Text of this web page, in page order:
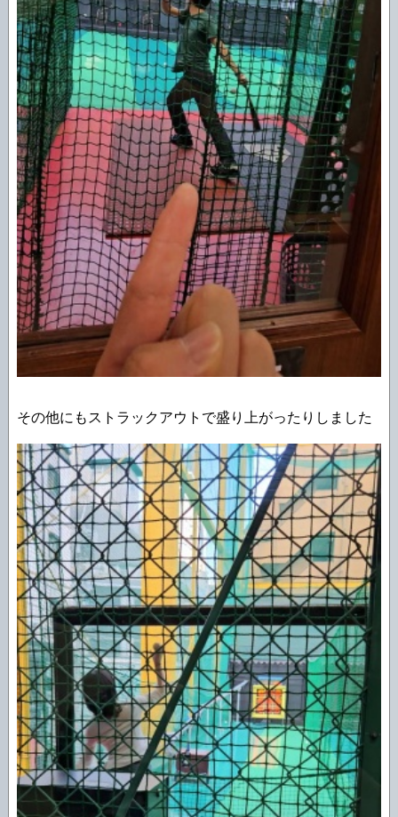
その他にもストラックアウトで盛り上がったりしました